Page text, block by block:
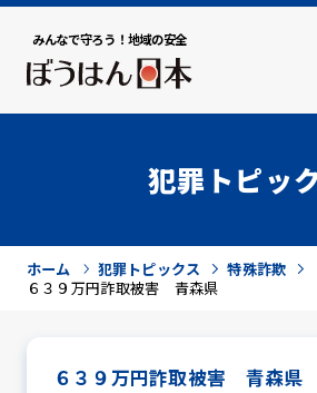
みんなで守ろう！地域の安全
犯罪トピッ
ホーム 犯罪トピックス
特殊詐欺
６３９万円詐取被害 青森県
６３９万円詐取被害 青森県